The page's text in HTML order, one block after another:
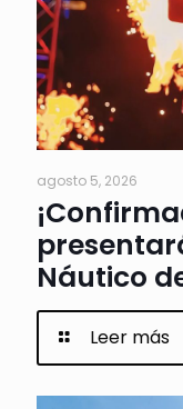
agosto 5, 2026
Náutico
Leer más